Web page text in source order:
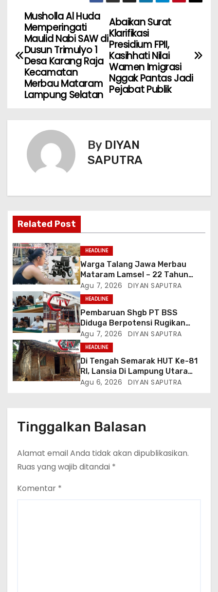
Abaikan Surat
Klarifikasi
Presidium FPII,
Kasihhati Nilai
Wamen Imigrasi
Nggak Pantas Jadi
Pejabat Publik
Musholla Al Huda
Memperingati
Maulid Nabi SAW di
Dusun Trimulyo 1
Desa Karang Raja
Kecamatan
Merbau Mataram
Lampung Selatan
By DIYAN
SAPUTRA
Related Post
HEADLINE
Warga Talang Jawa Merbau
Mataram Lamsel – 22 Tahun
Lumpuh Vina Agustina Viral Di
Tiktok Inginkan Kursi Roda
Listrik, Kepala Perwakilan
Provinsi Lampung Media
Cakrawala Tv Meminta Pemda
Lamsel Bertindak
Agu 7, 2026 DIYAN SAPUTRA
HEADLINE
Pembaruan Shgb PT BSS
Diduga Berpotensi Rugikan
Negara, Kementrian ATR/BPN Di
Gugat Di PTUN Jakarta
Agu 7, 2026 DIYAN SAPUTRA
HEADLINE
Di Tengah Semarak HUT Ke-81
RI, Lansia Di Lampung Utara
Hidup Memprihatinkan
Agu 6, 2026 DIYAN SAPUTRA
Tinggalkan Balasan
Alamat email Anda tidak akan dipublikasikan.
Ruas yang wajib ditandai *
Komentar *